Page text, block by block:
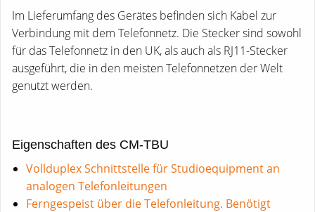
Im Lieferumfang des Gerätes befinden sich Kabel zur
Verbindung mit dem Telefonnetz. Die Stecker sind sowohl
für das Telefonnetz in den UK, als auch als RJ11-Stecker
ausgeführt, die in den meisten Telefonnetzen der Welt
genutzt werden.
Eigenschaften des CM-TBU
Vollduplex Schnittstelle für Studioequipment an
analogen Telefonleitungen
Ferngespeist über die Telefonleitung. Benötigt